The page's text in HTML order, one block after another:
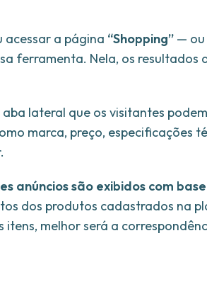
acessar a página “Shopping” — ou
ferramenta. Nela, os resultados
lateral que os visitantes
marca, preço, especificações
anúncios são exibidos com
dos produtos cadastrados na
melhor será a